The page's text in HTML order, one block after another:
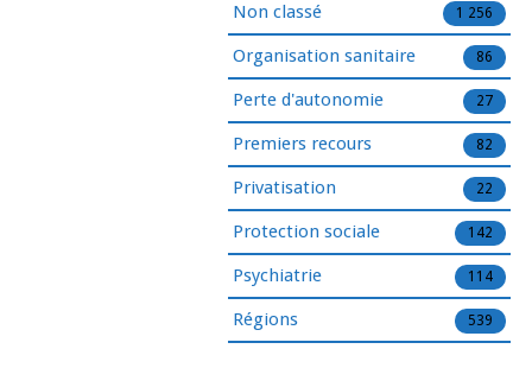
Non classé 1 256
Organisation sanitaire 86
Perte d'autonomie 27
Premiers recours 82
Privatisation 22
Protection sociale 142
Psychiatrie 114
Régions 539